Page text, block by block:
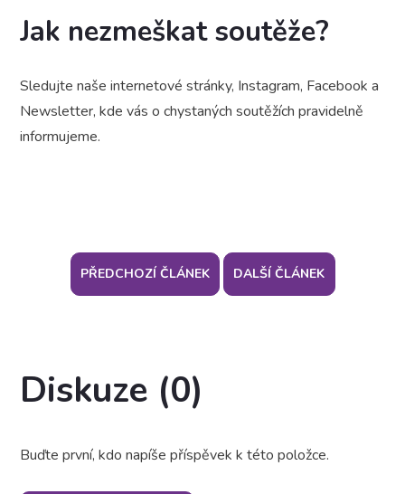
Jak nezmeškat soutěže?
Sledujte naše internetové stránky, Instagram, Facebook a
Newsletter, kde vás o chystaných soutěžích pravidelně
informujeme.
PŘEDCHOZÍ ČLÁNEK DALŠÍ ČLÁNEK
Diskuze (0)
Buďte první, kdo napíše příspěvek k této položce.